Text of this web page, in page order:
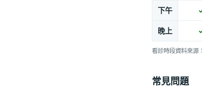
下午
晚上
看診時段資料來源
常見問題